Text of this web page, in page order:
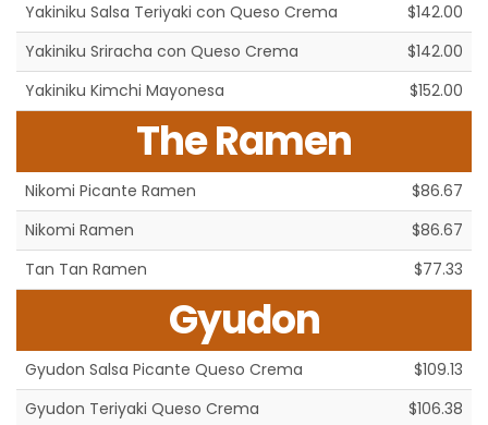
Yakiniku Salsa Teriyaki con Queso Crema
$142.00
Yakiniku Sriracha con Queso Crema
$142.00
Yakiniku Kimchi Mayonesa
$152.00
The Ramen
Nikomi Picante Ramen
$86.67
Nikomi Ramen
$86.67
Tan Tan Ramen
$77.33
Gyudon
Gyudon Salsa Picante Queso Crema
$109.13
Gyudon Teriyaki Queso Crema
$106.38